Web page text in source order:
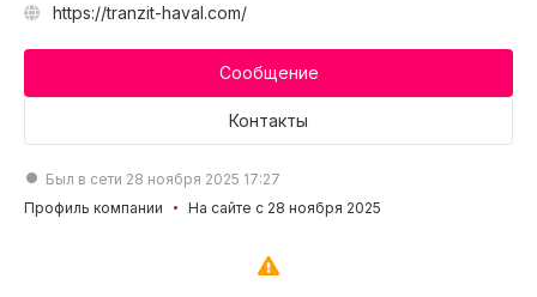
https://tranzit-haval.com/
Сообщение
Контакты
Был в сети 28 ноября 2025 17:27
Профиль компании
На сайте с 28 ноября 2025